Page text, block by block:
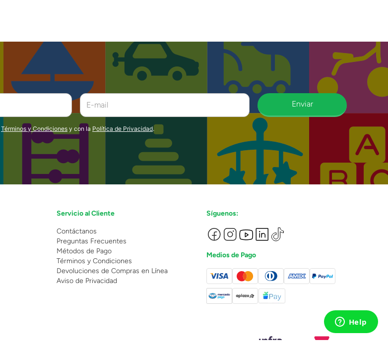
Enviar
Términos y Condiciones y con la Política de Privacidad.
Servicio al Cliente
Contáctanos
Preguntas Frecuentes
Métodos de Pago
Términos y Condiciones
Devoluciones de Compras en Línea
Aviso de Privacidad
Síguenos:
Medios de Pago